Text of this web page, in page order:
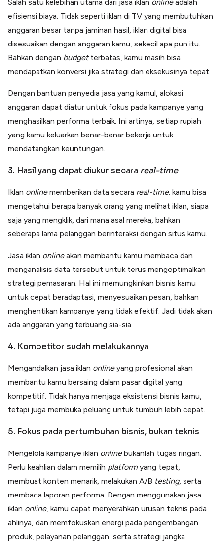
Salah satu kelebihan utama dari jasa iklan onlineadalah
efisiensi biaya. Tidak seperti iklan di TV yang membutuhkan
anggaran besar tanpa jaminan hasil, iklan digital bisa
disesuaikan dengan anggaran kamu, sekecil apa pun itu.
Bahkan dengan budgetterbatas, kamu masih bisa
mendapatkan konversi jika strategi dan eksekusinya tepat.
Dengan bantuan penyedia jasa yang kamul, alokasi
anggaran dapat diatur untuk fokus pada kampanye yang
menghasilkan performa terbaik. Ini artinya, setiap rupiah
yang kamu keluarkan benar-benar bekerja untuk
mendatangkan keuntungan.
3. Hasil yang dapat diukur secara real-time
Iklan onlinememberikan data secara real-time. kamu bisa
mengetahui berapa banyak orang yang melihat iklan, siapa
saja yang mengklik, dari mana asal mereka, bahkan
seberapa lama pelanggan berinteraksi dengan situs kamu.
Jasa iklan onlineakan membantu kamu membaca dan
menganalisis data tersebut untuk terus mengoptimalkan
strategi pemasaran. Hal ini memungkinkan bisnis kamu
untuk cepat beradaptasi, menyesuaikan pesan, bahkan
menghentikan kampanye yang tidak efektif. Jadi tidak akan
ada anggaran yang terbuang sia-sia.
4. Kompetitor sudah melakukannya
Mengandalkan jasa iklan onlineyang profesional akan
membantu kamu bersaing dalam pasar digital yang
kompetitif. Tidak hanya menjaga eksistensi bisnis kamu,
tetapi juga membuka peluang untuk tumbuh lebih cepat.
5. Fokus pada pertumbuhan bisnis, bukan teknis
Mengelola kampanye iklan onlinebukanlah tugas ringan.
Perlu keahlian dalam memilih platform yang tepat,
membuat konten menarik, melakukan A/B testing, serta
membaca laporan performa. Dengan menggunakan jasa
iklan online, kamu dapat menyerahkan urusan teknis pada
ahlinya, dan memfokuskan energi pada pengembangan
produk, pelayanan pelanggan, serta strategi jangka